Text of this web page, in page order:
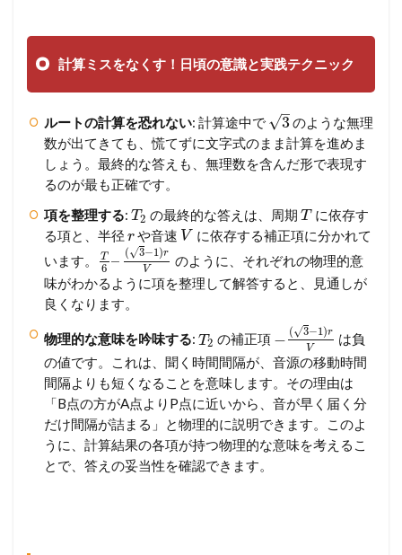
計算ミスをなくす！日頃の意識と実践テクニック
ルートの計算を恐れない: 計算途中で 3
–
√ のような無理
数が出てきても、慌てずに文字式のまま計算を進めま
しょう。最終的な答えも、無理数を含んだ形で表現す
るのが最も正確です。
項を整理する: T2 の最終的な答えは、周期 T に依存す
る項と、半径 rや音速 V に依存する補正項に分かれて
います。
T
6 – ( 3
√ −1)r
V
のように、それぞれの物理的意
味がわかるように項を整理して解答すると、見通しが
良くなります。
物理的な意味を吟味する: T2 の補正項 − ( 3
√ −1)r
V
は負
の値です。これは、聞く時間間隔が、音源の移動時間
間隔よりも短くなることを意味します。その理由は
「B点の方がA点よりP点に近いから、音が早く届く分
だけ間隔が詰まる」と物理的に説明できます。このよ
うに、計算結果の各項が持つ物理的な意味を考えるこ
とで、答えの妥当性を確認できます。